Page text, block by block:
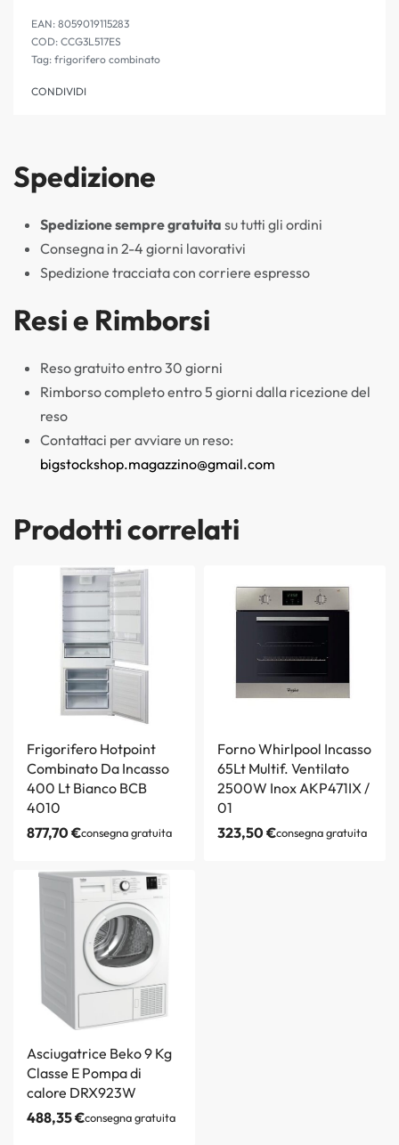
EAN: 8059019115283
CCG3L517ES
Tag: frigorifero combinato
CONDIVIDI
Spedizione
Spedizione sempre gratuita su tutti gli ordini
Consegna in 2-4 giorni lavorativi
Spedizione tracciata con corriere espresso
Resi e Rimborsi
Reso gratuito entro 30 giorni
Rimborso completo entro 5 giorni dalla ricezione del
reso
Contattaci per avviare un reso:
bigstockshop.magazzino@gmail.com
Prodotti correlati
Frigorifero Hotpoint
Combinato Da Incasso
400 Lt Bianco BCB
4010
877,70€consegna gratuita
Forno Whirlpool Incasso
65Lt Multif. Ventilato
2500W Inox AKP471IX /
01
323,50€consegna gratuita
Asciugatrice Beko 9 Kg
Classe E Pompa di
calore DRX923W
488,35€consegna gratuita